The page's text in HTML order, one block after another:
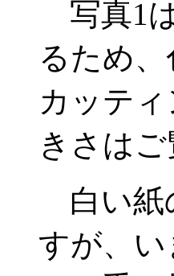
写真1
るため
カッテ
きさは
白い紙
すが、